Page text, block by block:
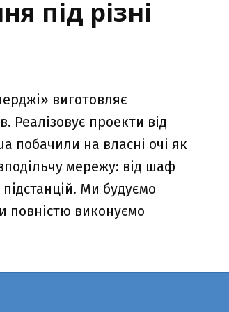
під різні
виготовляє
Реалізовує проекти від
побачили на власні очі як
мережу: від шаф
Ми будуємо
повністю виконуємо